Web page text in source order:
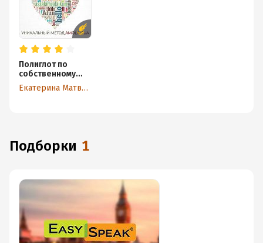
Полиглот по
собственному
желанию.
Уникальный
Екатерина Матвеева
Подборки 1